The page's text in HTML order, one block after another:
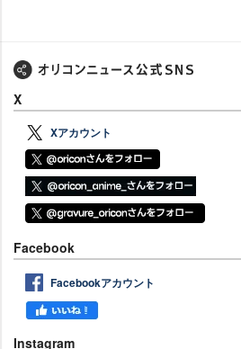
X
Xアカウント
Facebook
Facebookアカウント
Instagram